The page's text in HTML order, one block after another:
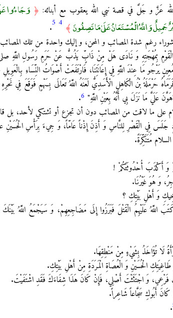
عَزَّ و جَلَّ في قصة نبي الله يعقوب مع أبنائه: ﴿ وَجَاءُوا
وَاللَّهُ الْمُسْتَعَانُ عَلَىٰ مَا تَصِفُونَ ﴾ 4
5
.
رغم شدة المصائب و المحن، و إليك واحدة من تلك
الْقَوْمِ بِمُهْجَتِهِ وَ نَادَى هَلْ مِنْ ذَابٍّ يَذُبُّ عَنْ حَرَمِ رَسُولِ اللَّهِ
يَرْجُو مَا عِنْدَ اللَّهِ فِي إِعَانَتِنَا، فَارْتَفَعَتْ أَصْوَاتُ النِّسَاءِ
حَرْمَلَةُ بْنُ الْكَاهِلِ الْأَسَدِيُّ لَعَنَهُ اللَّهُ تَعَالَى بِسَهْمٍ فَوَقَعَ فِي
عَلَيَّ مَا نَزَلَ بِي أَنَّهُ‏ بِعَيْنِ‏ اللَّهِ‏" 6
.
على ما لاقت من المصائب دون أن تجزع أو تشتكي لأحد، بل
فِي الْقَصْرِ لِلنَّاسِ وَ أَذِنَ إِذْناً عَامّاً، وَ جِي‏ءَ بِرَأْسِ الْحُسَيْنِ
مُتَنَكِّرَةً.
وَ أَكْذَبَ أُحْدُوثَتَكُمْ !
وَ هُوَ غَيْرُنَا.
وَ أَهْلِ بَيْتِكِ ؟
اللَّهُ عَلَيْهِمُ الْقَتْلَ فَبَرَزُوا إِلَى مَضَاجِعِهِمْ، وَ سَيَجْمَعُ اللَّهُ
لَا تُؤَاخَذُ بِشَيْ‏ءٍ مِنْ مَنْطِقِهَا.
طَاغِيَتِكِ الْحُسَيْنِ وَ الْعُصَاةِ الْمَرَدَةِ مِنْ أَهْلِ بَيْتِكِ.
وَ اجْتَثَثْتَ أَصْلِي، فَإِنْ كَانَ هَذَا شِفَاءَكَ فَقَدِ اشْتَفَيْتَ.
أَبُوكِ سَجَّاعاً شَاعِراً.
.